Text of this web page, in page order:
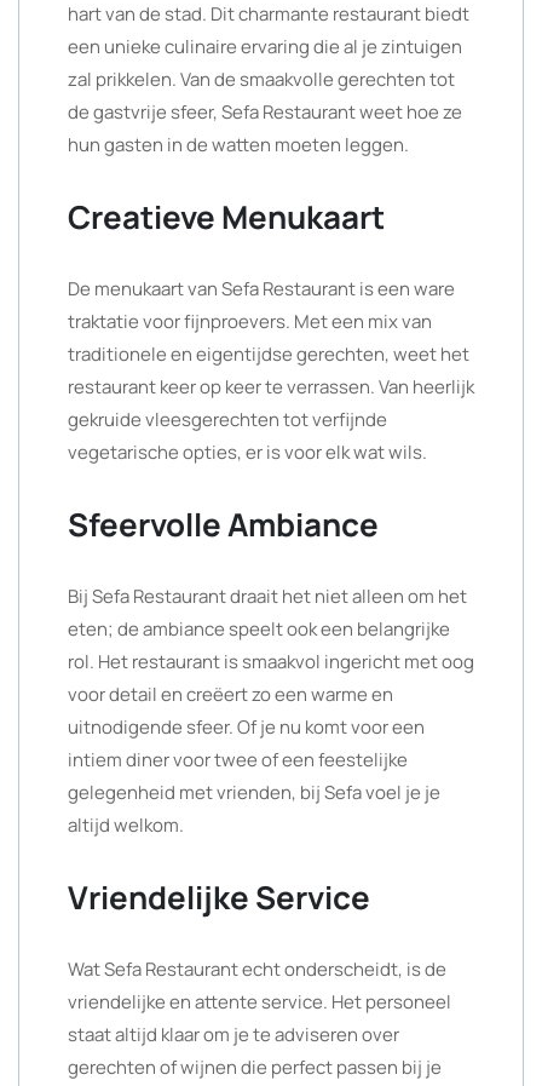
hart van de stad. Dit charmante restaurant biedt
een unieke culinaire ervaring die al je zintuigen
zal prikkelen. Van de smaakvolle gerechten tot
de gastvrije sfeer, Sefa Restaurant weet hoe ze
hun gasten in de watten moeten leggen.
Creatieve Menukaart
De menukaart van Sefa Restaurant is een ware
traktatie voor fijnproevers. Met een mix van
traditionele en eigentijdse gerechten, weet het
restaurant keer op keer te verrassen. Van heerlijk
gekruide vleesgerechten tot verfijnde
vegetarische opties, er is voor elk wat wils.
Sfeervolle Ambiance
Bij Sefa Restaurant draait het niet alleen om het
eten; de ambiance speelt ook een belangrijke
rol. Het restaurant is smaakvol ingericht met oog
voor detail en creëert zo een warme en
uitnodigende sfeer. Of je nu komt voor een
intiem diner voor twee of een feestelijke
gelegenheid met vrienden, bij Sefa voel je je
altijd welkom.
Vriendelijke Service
Wat Sefa Restaurant echt onderscheidt, is de
vriendelijke en attente service. Het personeel
staat altijd klaar om je te adviseren over
gerechten of wijnen die perfect passen bij je